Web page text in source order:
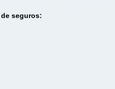
seguros: